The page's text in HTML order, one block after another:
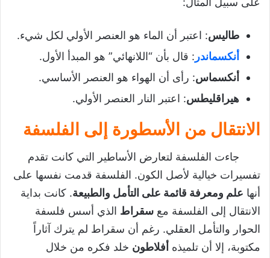
طاليس: اعتبر أن الماء هو العنصر الأولي لكل شيء.
أنكسماندر : قال بأن “اللانهائي” هو المبدأ الأول.
أنكسماس: رأى أن الهواء هو العنصر الأساسي.
هيراقليطس: اعتبر النار العنصر الأولي.
الانتقال من الأسطورة إلى الفلسفة
جاءت الفلسفة لتعارض الأساطير التي كانت تقدم
تفسيرات خيالية لأصل الكون. الفلسفة قدمت نفسها على
أنها علم ومعرفة قائمة على التأمل والطبيعة. كانت بداية
الانتقال إلى الفلسفة مع سقراط الذي أسس فلسفة
الحوار والتأمل العقلي. رغم أن سقراط لم يترك آثاراً
مكتوبة، إلا أن تلميذه أفلاطون خلد فكره من خلال